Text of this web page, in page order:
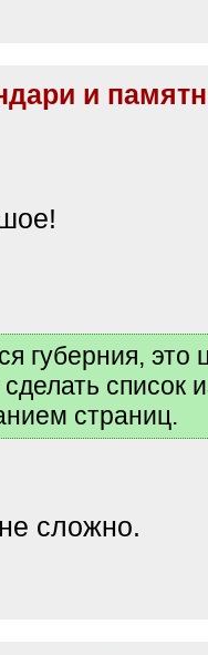
и
губерния, это
список
страниц.
сложно.